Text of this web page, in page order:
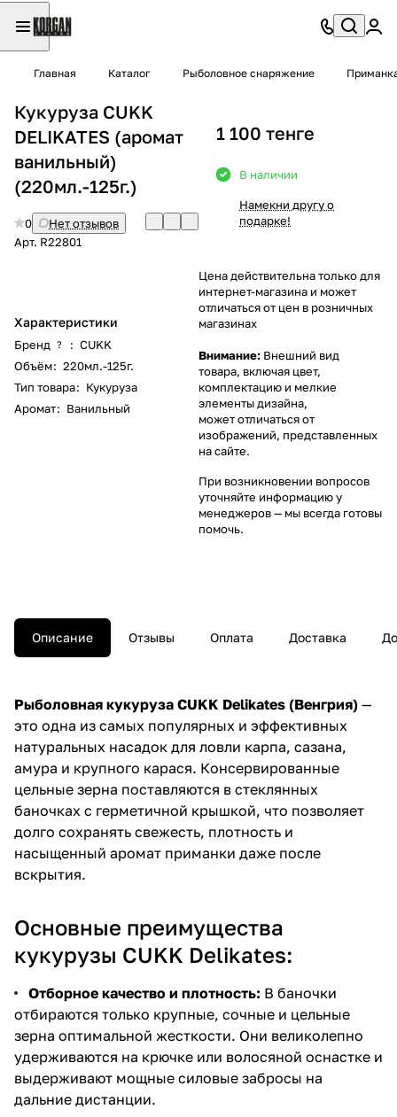
Главная Каталог Рыболовное снаряжение
Кукуруза CUKK
DELIKATES (аромат
ванильный)
(220мл.-125г.)
0
Нет отзывов
Арт. R22801
Характеристики
Бренд ? : CUKK
Объём: 220мл.-125г.
Тип товара: Кукуруза
Аромат: Ванильный
1 100 тенге
В наличии
Намекни другу о
подарке!
Цена действительна только для
интернет-магазина и может
отличаться от цен в розничных
магазинах
Внимание: Внешний вид
товара, включая цвет,
комплектацию и мелкие
элементы дизайна,
может отличаться от
изображений, представленных
на сайте.
При возникновении вопросов
уточняйте информацию у
менеджеров— мы всегда готовы
помочь.
Описание Отзывы Оплата Доставка
Рыболовная кукуруза CUKK Delikates (Венгрия) —
это одна из самых популярных и эффективных
натуральных насадок для ловли карпа, сазана,
амура и крупного карася. Консервированные
цельные зерна поставляются в стеклянных
баночках с герметичной крышкой, что позволяет
долго сохранять свежесть, плотность и
насыщенный аромат приманки даже после
вскрытия.
Основные преимущества
кукурузы CUKK Delikates:
Отборное качество и плотность: В баночки
отбираются только крупные, сочные и цельные
зерна оптимальной жесткости. Они великолепно
удерживаются на крючке или волосяной оснастке и
выдерживают мощные силовые забросы на
дальние дистанции.